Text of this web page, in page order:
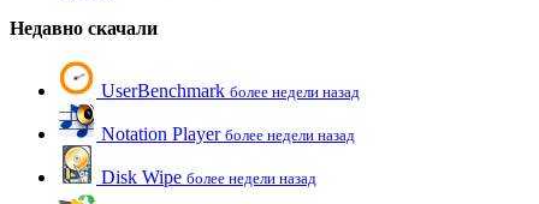
Недавно скачали
UserBenchmark более недели назад
Notation Player более недели назад
Disk Wipe более недели назад